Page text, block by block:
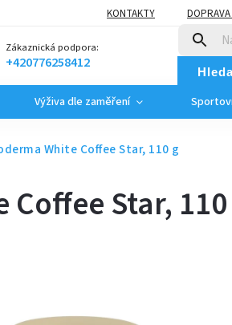
KONTAKTY
Zákaznická podpora:
+420776258412
Výživa dle zaměření
White Coffee Star, 110 g
Star,